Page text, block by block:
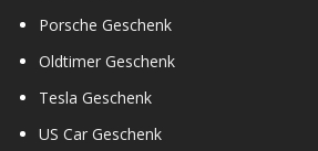
Porsche Geschenk
Oldtimer Geschenk
Tesla Geschenk
US Car Geschenk